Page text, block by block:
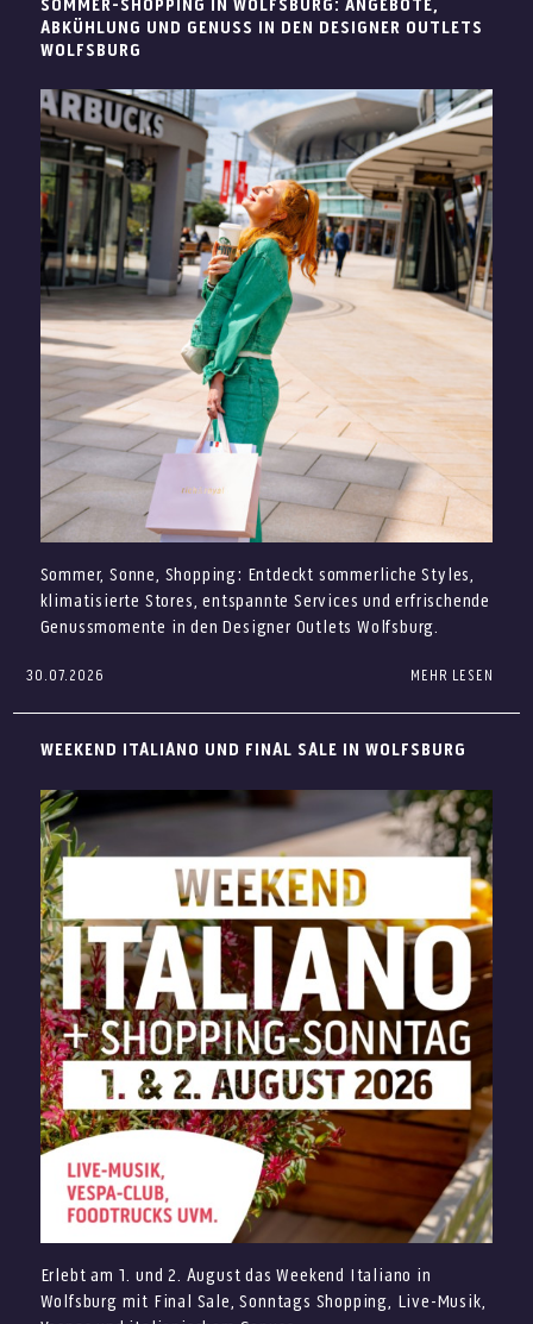
30.07.2026
SOMMER-SHOPPING IN WOLFSBURG: ANGEBOTE,
ABKÜHLUNG UND GENUSS IN DEN DESIGNER OUTLETS
WOLFSBURG
Sommer, Sonne, Shopping: Entdeckt sommerliche Styles,
klimatisierte Stores, entspannte Services und erfrischende
Genussmomente in den Designer Outlets Wolfsburg.
Der Sommer ist da – und in den Designer Outlets
entspannte Services, klimatisierte Stores und genussvolle
Pausen bei über 100 Marken.
Ob neue Looks für den Urlaub, Accessoires für sonnige
Tage oder eine kleine Erfrischung zwischendurch: Bei uns
verbindet Ihr Shopping, Sommerfeeling und entspannte
Auszeiten an einem Ort.
Sommer-Styles zum Outletpreis entdecken
MEHR LESEN
WEEKEND ITALIANO UND FINAL SALE IN WOLFSBURG
Erlebt am 1. und 2. August das Weekend Italiano in
Wolfsburg mit Final Sale, Sonntags Shopping, Live-Musik,